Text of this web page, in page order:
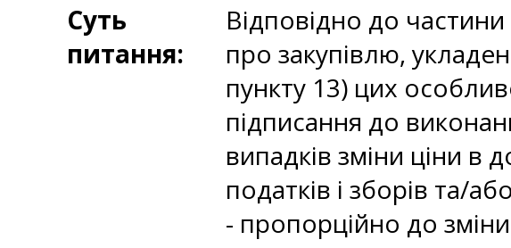
Суть
питання:
Відповідно до
про закупівлю,
пункту 13) цих
підписання до
випадків зміни ціни в
податків і зборів та/
- пропорційно до